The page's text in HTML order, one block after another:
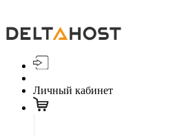
Личный кабинет